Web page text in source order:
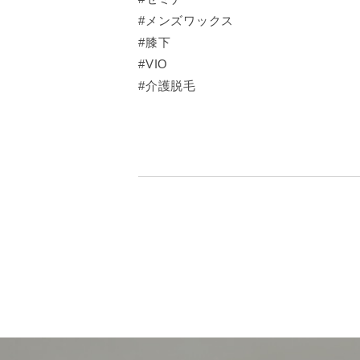
#メンズワックス
#膝下
#VIO
#介護脱毛